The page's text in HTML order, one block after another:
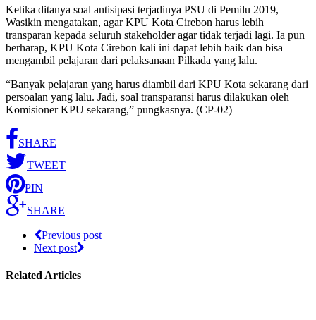
Ketika ditanya soal antisipasi terjadinya PSU di Pemilu 2019,
Wasikin mengatakan, agar KPU Kota Cirebon harus lebih
transparan kepada seluruh stakeholder agar tidak terjadi lagi. Ia pun
berharap, KPU Kota Cirebon kali ini dapat lebih baik dan bisa
mengambil pelajaran dari pelaksanaan Pilkada yang lalu.
“Banyak pelajaran yang harus diambil dari KPU Kota sekarang dari
persoalan yang lalu. Jadi, soal transparansi harus dilakukan oleh
Komisioner KPU sekarang,” pungkasnya. (CP-02)
SHARE
TWEET
PIN
SHARE
Previous post
Next post
Related Articles